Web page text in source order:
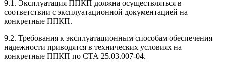
9.1. Эксплуатация ППКП должна осуществляться в
соответствии с эксплуатационной документацией на
конкретные ППКП.
9.2. Требования к эксплуатационным способам обеспечения
надежности приводятся в технических условиях на
конкретные ППКП по СТА 25.03.007-04.